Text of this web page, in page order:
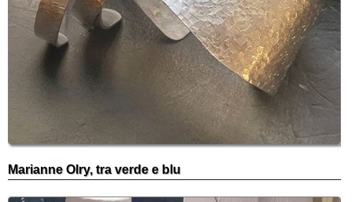
Marianne Olry, tra verde e blu